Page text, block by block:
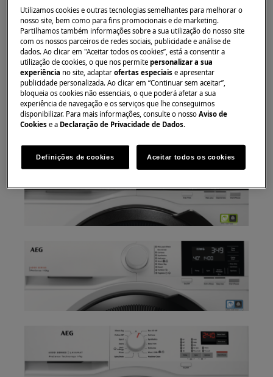
1. Um cadeado é exibido para assinalar que a
função '' Bloqueio para crianças '' foi ativada.
2. Quando o bloqueio para crianças está
activado, impede que execute qualquer acção
além de ligar ou desligar o aparelho através do
botão on/off.
3. Como pode ver, há uma grande variedade de
configurações ou paineis de comandos.
Utilizamos cookies e outras tecnologias semelhantes para melhorar o
nosso site, bem como para fins promocionais e de marketing.
Partilhamos também informações sobre a sua utilização do nosso site
com os nossos parceiros de redes sociais, publicidade e análise de
dados. Ao clicar em "Aceitar todos os cookies”, está a consentir a
utilização de cookies, o que nos permitepersonalizar a sua
experiência no site, adaptarofertas especiaise apresentar
publicidade personalizada. Ao clicar em “Continuar sem aceitar”,
bloqueia os cookies não essenciais, o que poderá afetar a sua
experiência de navegação e os serviços que lhe conseguimos
disponibilizar. Para mais informações, consulte o nossoAviso de
Cookies e a Declaração de Privacidade de Dados.
Definições de cookies Aceitar todos os cookies